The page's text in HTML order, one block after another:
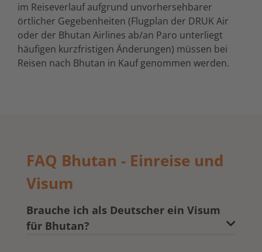
im Reiseverlauf aufgrund unvorhersehbarer
örtlicher Gegebenheiten (Flugplan der DRUK Air
oder der Bhutan Airlines ab/an Paro unterliegt
häufigen kurzfristigen Änderungen) müssen bei
Reisen nach Bhutan in Kauf genommen werden.
FAQ Bhutan - Einreise und
Visum
Brauche ich als Deutscher ein Visum
für Bhutan?